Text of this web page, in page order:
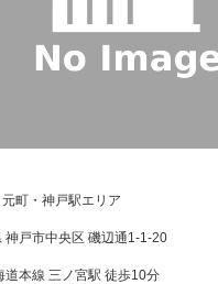
町・神戸駅エリア
神戸市中央区 磯辺通1-1-20
道本線 三ノ宮駅 徒歩10分